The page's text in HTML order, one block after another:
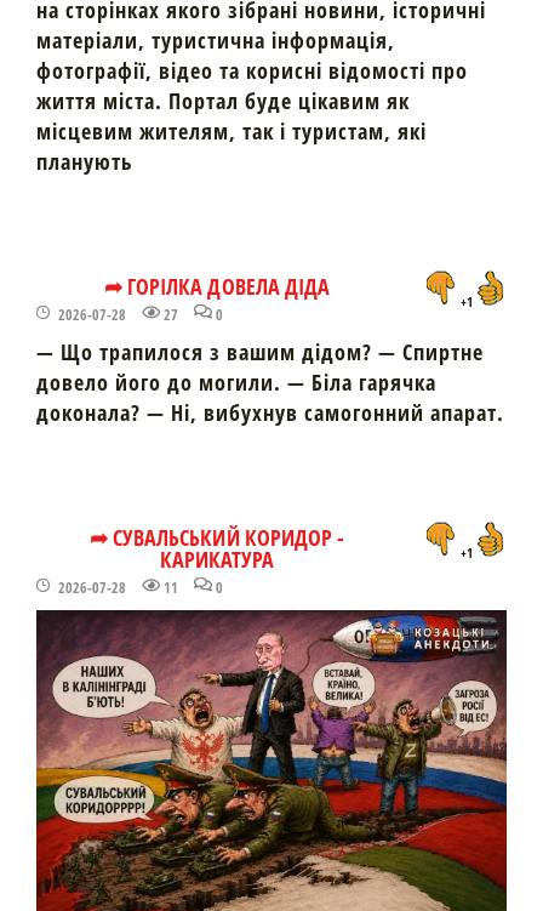
на сторінках якого зібрані новини, історичні
матеріали, туристична інформація,
фотографії, відео та корисні відомості про
життя міста. Портал буде цікавим як
місцевим жителям, так і туристам, які
планують
➦ ГОРІЛКА ДОВЕЛА ДІДА
2026-07-28 27 0
+1
— Що трапилося з вашим дідом? — Спиртне
довело його до могили. — Біла гарячка
доконала? — Ні, вибухнув самогонний апарат.
➦ СУВАЛЬСЬКИЙ КОРИДОР -
КАРИКАТУРА
2026-07-28 11 0
+1